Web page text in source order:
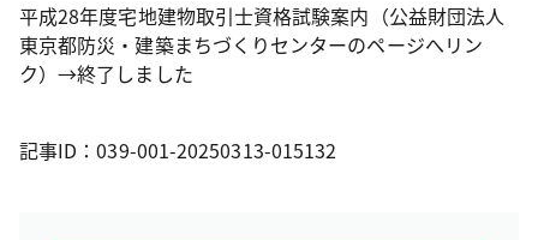
平成28年度宅地建物取引士資格試験案内（公益財団法人
東京都防災・建築まちづくりセンターのページへリン
ク）→終了しました
記事ID：039-001-20250313-015132